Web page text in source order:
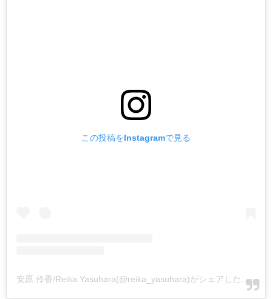
この投稿をInstagramで見る
安原 伶香/Reika Yasuhara(@reika_yasuhara)がシェアした投稿 -